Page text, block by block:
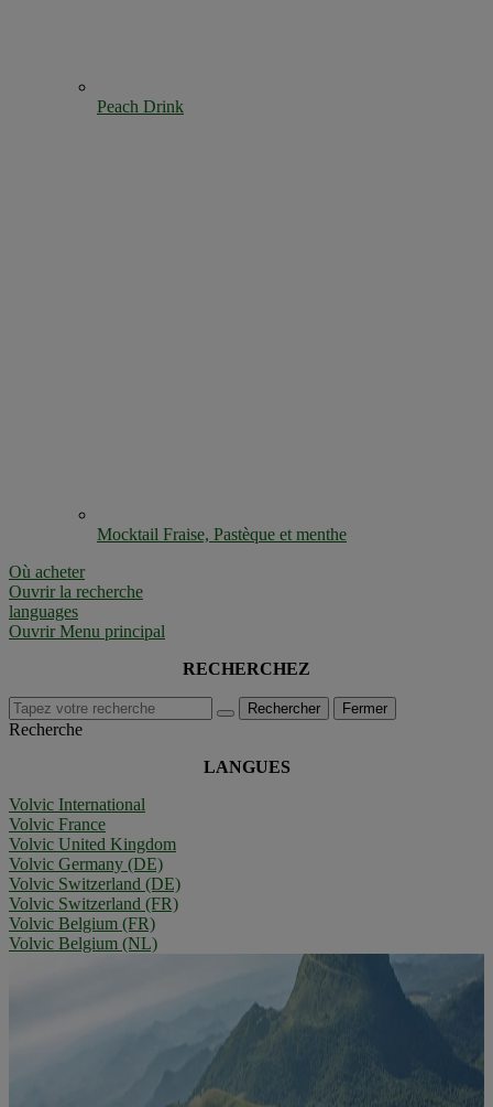
Peach Drink
Mocktail Fraise, Pastèque et menthe
Où acheter
Ouvrir la recherche
languages
Ouvrir Menu principal
RECHERCHEZ
Rechercher Fermer
Recherche
LANGUES
Volvic International
Volvic France
Volvic United Kingdom
Volvic Germany (DE)
Volvic Switzerland (DE)
Volvic Switzerland (FR)
Volvic Belgium (FR)
Volvic Belgium (NL)